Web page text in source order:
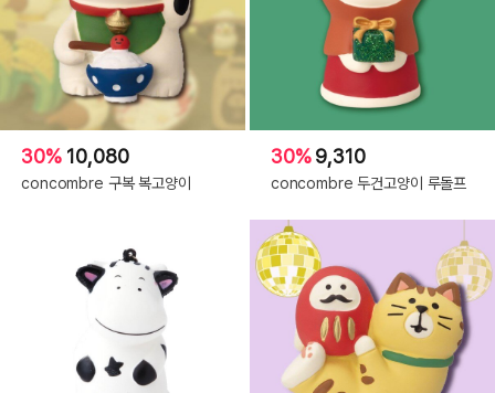
30% 10,080
concombre 구복 복고양이
30%9,310
concombre 두건고양이 루돌프